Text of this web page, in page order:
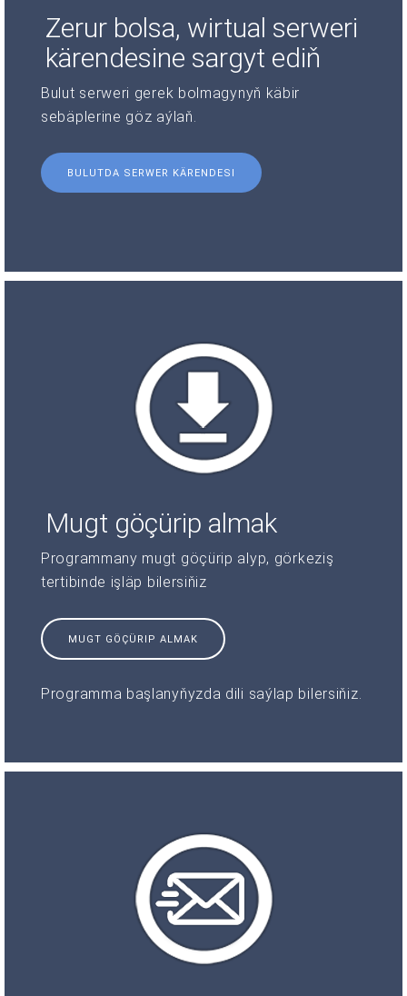
Zerur bolsa, wirtual serweri
kärendesine sargyt ediň
Bulut serweri gerek bolmagynyň käbir
sebäplerine göz aýlaň.
BULUTDA SERWER KÄRENDESI
Mugt göçürip almak
Programmany mugt göçürip alyp, görkeziş
tertibinde işläp bilersiňiz
MUGT GÖÇÜRIP ALMAK
Programma başlanyňyzda dili saýlap bilersiňiz.